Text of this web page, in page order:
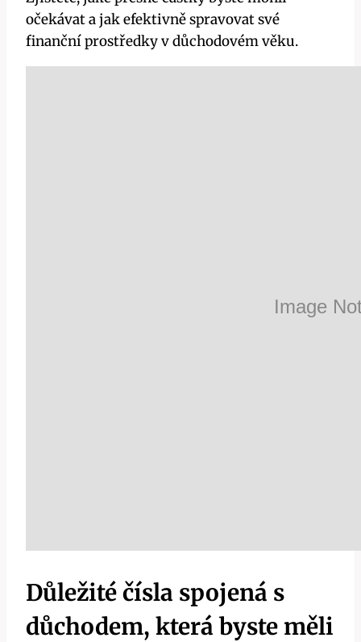
očekávat a jak efektivně spravovat své
finanční prostředky v důchodovém věku.
Důležité čísla spojená s
důchodem, která byste měli